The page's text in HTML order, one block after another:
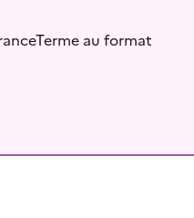
au format